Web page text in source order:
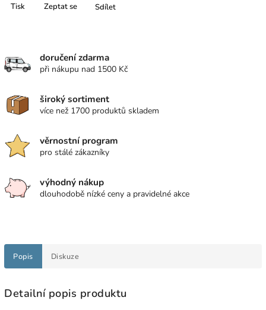
Tisk Zeptat se Sdílet
doručení zdarma
při nákupu nad 1500 Kč
široký sortiment
více než 1700 produktů skladem
věrnostní program
pro stálé zákazníky
výhodný nákup
dlouhodobě nízké ceny a pravidelné akce
Popis Diskuze
Detailní popis produktu